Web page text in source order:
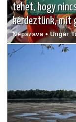
tehet, hogy
kérdeztünk, mit
Népszava • Ungár